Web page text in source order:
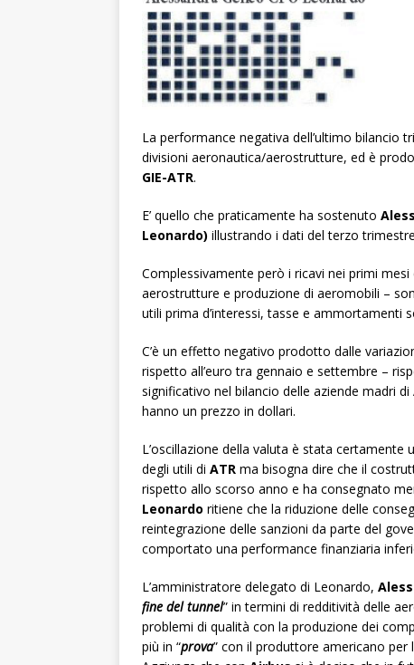
La performance negativa dell’ultimo bilancio
divisioni aeronautica/aerostrutture, ed è
GIE-ATR.
E’ quello che praticamente ha sostenuto
Leonardo) illustrando i dati del terzo
Complessivamente però i ricavi nei primi
aerostrutture e produzione di aeromobili –
utili prima d’interessi, tasse e ammortamenti
C’è un effetto negativo prodotto dalle
rispetto all’euro tra gennaio e settembre –
significativo nel bilancio delle aziende madri
hanno un prezzo in dollari.
L’oscillazione della valuta è stata
degli utili di ATR ma bisogna dire che il
rispetto allo scorso anno e ha consegnato
Leonardo ritiene che la riduzione delle
reintegrazione delle sanzioni da parte del
comportato una performance finanziaria
L’amministratore delegato di Leonardo,
fine del tunnel” in termini di redditività delle
problemi di qualità con la produzione dei
più in “prova” con il produttore americano